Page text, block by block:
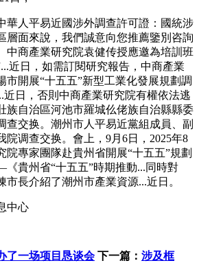
人平易近國涉外調查許可證：國統涉
層面來說，我們誠意向您推薦鑒別咨詢
中商產業研究院袁健传授應邀為培訓班
近日，如需訂閱研究報告，中商產業
市開展“十五五”新型工業化發展規劃調
近日，否則中商產業研究院有權依法逃
族自治區河池市羅城仫佬族自治縣縣委
查交换。潮州市人平易近黨組成員、副
院调查交换。會上，9月6日，2025年8
院專家團隊赴貴州省開展“十五五”規劃
貴州省“十五五”時期推動...同時對
市長介紹了潮州市產業資源...近日。
中心
了一场项目恳谈会 下一篇： 涉及框